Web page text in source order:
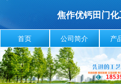
焦作优钙田门
首页 公司简介 产